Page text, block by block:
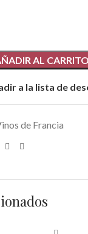
AL CARRITO
a la lista de
de Francia